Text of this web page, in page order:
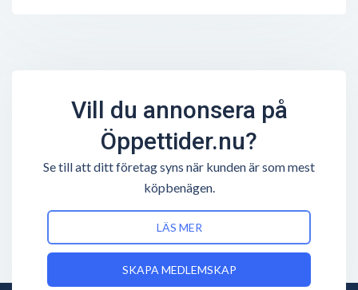
Vill du annonsera på
Öppettider.nu?
Se till att ditt företag syns när kunden är som mest
köpbenägen.
LÄS MER
SKAPA MEDLEMSKAP